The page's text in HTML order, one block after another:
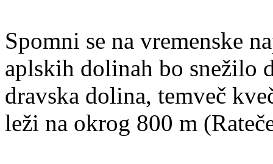
Spomni se na vremenske
aplskih dolinah bo snežilo
dravska dolina, temveč
leži na okrog 800 m